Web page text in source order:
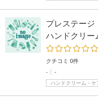
プレステージ
ハンドクリー
クチコミ 0件
-
-
ハンドクリーム・ケ